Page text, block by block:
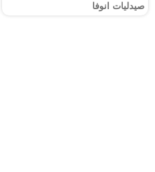
صيدليات انوفا